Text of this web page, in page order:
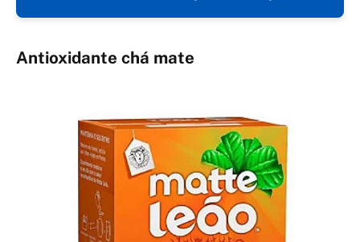
Antioxidante chá mate